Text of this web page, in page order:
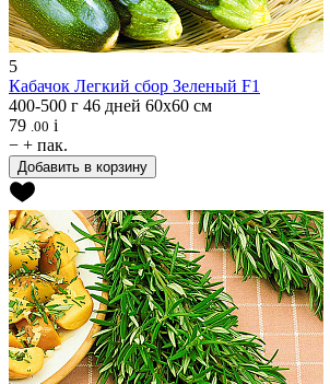
5
Кабачок Легкий сбор Зеленый F1
400-500 г 46 дней 60х60 см
79 .00 i
− + пак.
Добавить в корзину